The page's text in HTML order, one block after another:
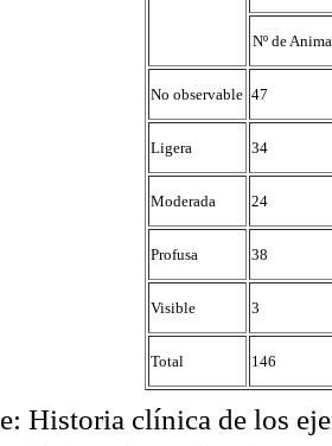
Nº de
No observable 47
Ligera 34
Moderada 24
Profusa 38
Visible 3
Total 146
Historia clínica de los